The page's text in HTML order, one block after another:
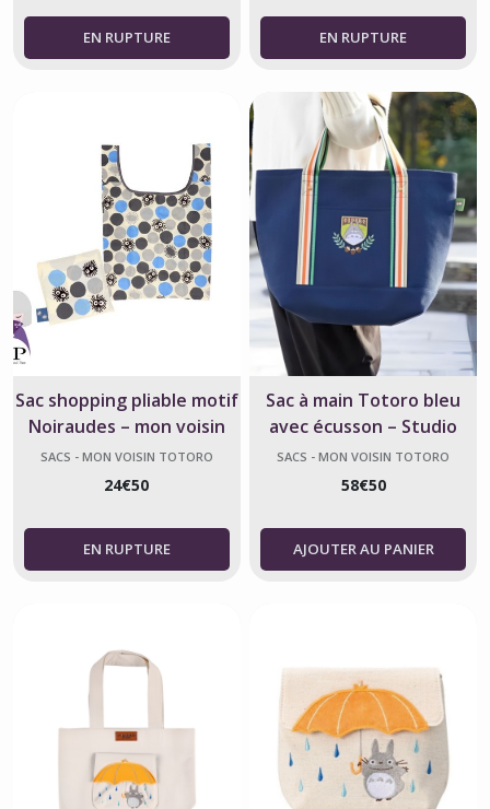
Sac shopping pliable motif
Noiraudes – mon voisin
Totoro officiel
SACS - MON VOISIN TOTORO
24€50
Sac à main Totoro bleu
avec écusson – Studio
Ghibli
SACS - MON VOISIN TOTORO
58€50
AJOUTER AU PANIER